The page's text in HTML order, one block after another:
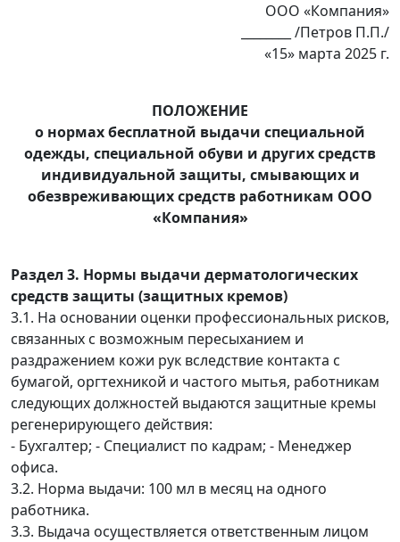
ООО «Компания»
________ /Петров П.П./
«15» марта 2025 г.
ПОЛОЖЕНИЕ
о нормах бесплатной выдачи специальной
одежды, специальной обуви и других средств
индивидуальной защиты, смывающих и
обезвреживающих средств работникам ООО
«Компания»
Раздел 3. Нормы выдачи дерматологических
средств защиты (защитных кремов)
3.1. На основании оценки профессиональных рисков,
связанных с возможным пересыханием и
раздражением кожи рук вследствие контакта с
бумагой, оргтехникой и частого мытья, работникам
следующих должностей выдаются защитные кремы
регенерирующего действия:
- Бухгалтер; - Специалист по кадрам; - Менеджер
офиса.
3.2. Норма выдачи: 100 мл в месяц на одного
работника.
3.3. Выдача осуществляется ответственным лицом